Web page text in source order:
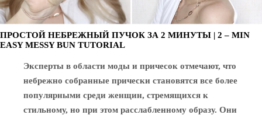
ПРОСТОЙ НЕБРЕЖНЫЙ ПУЧОК ЗА 2 МИНУТЫ | 2 – MIN
EASY MESSY BUN TUTORIAL
Эксперты в области моды и причесок отмечают, что
небрежно собранные прически становятся все более
популярными среди женщин, стремящихся к
стильному, но при этом расслабленному образу. Они